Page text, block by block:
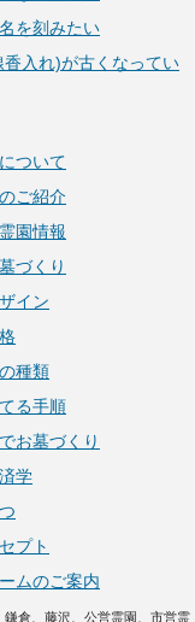
を刻みたい
香入れ)が古くなってい
ついて
ご紹介
園情報
づくり
イン
種類
る手順
お墓づくり
学
プト
ムのご案内
倉、藤沢、公営霊園、市営霊